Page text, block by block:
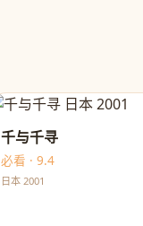
千与千寻
必看 · 9.4
日本 2001